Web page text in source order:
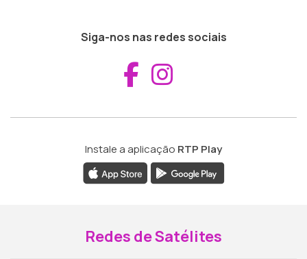
Siga-nos nas redes sociais
Aceder ao
Instale a aplicação RTP Play
Redes de Satélites